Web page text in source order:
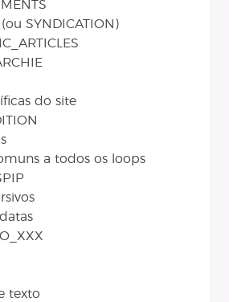
SYNDICATION)
do site
a todos os loops
texto